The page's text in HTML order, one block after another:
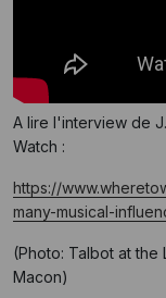
A lire l'interview de
Watch :
https://
many-musical-
(Photo: Talbot at the
Macon)